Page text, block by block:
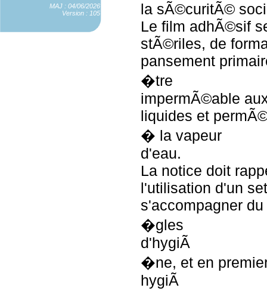
MAJ : 04/06/2026
Version : 105
la sÃ©curitÃ©
Le film adhÃ©sif
stÃ©riles, de
pansement
�tre
impermÃ©able
liquides et
� la vapeur
d'eau.
La notice doit
l'utilisation d'un
s'accompagner
�gles
d'hygiÃ
�ne, et en
hygiÃ